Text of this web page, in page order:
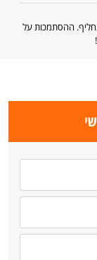
ההסתמכות על